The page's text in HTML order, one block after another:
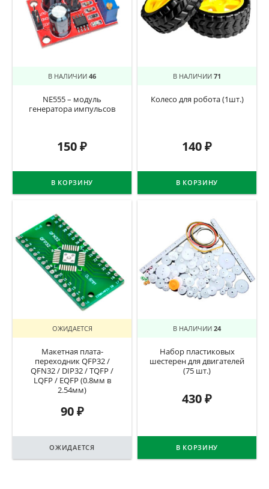
В НАЛИЧИИ 46
NE555 – модуль
генератора импульсов
150₽
В КОРЗИНУ
В НАЛИЧИИ 71
Колесо для робота (1шт.)
140₽
В КОРЗИНУ
ОЖИДАЕТСЯ
Макетная плата-
переходник QFP32 /
QFN32 / DIP32 / TQFP /
LQFP / EQFP (0.8мм в
2.54мм)
90₽
ОЖИДАЕТСЯ
В НАЛИЧИИ 24
Набор пластиковых
шестерен для двигателей
(75 шт.)
430₽
В КОРЗИНУ